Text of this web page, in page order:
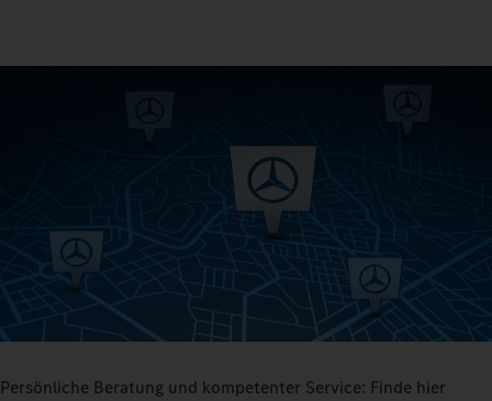
Persönliche Beratung und kompetenter Service: Finde hier